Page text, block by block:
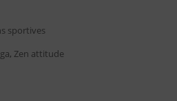
sportives
, Zen attitude